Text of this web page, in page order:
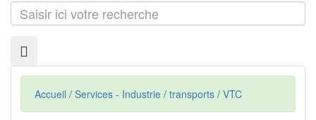
Saisir
ici
recherche
Accueil / Services - Industrie / transports / VTC